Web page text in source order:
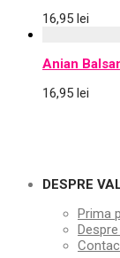
16,95 lei
Anian
16,95 lei
DESPRE
Prima